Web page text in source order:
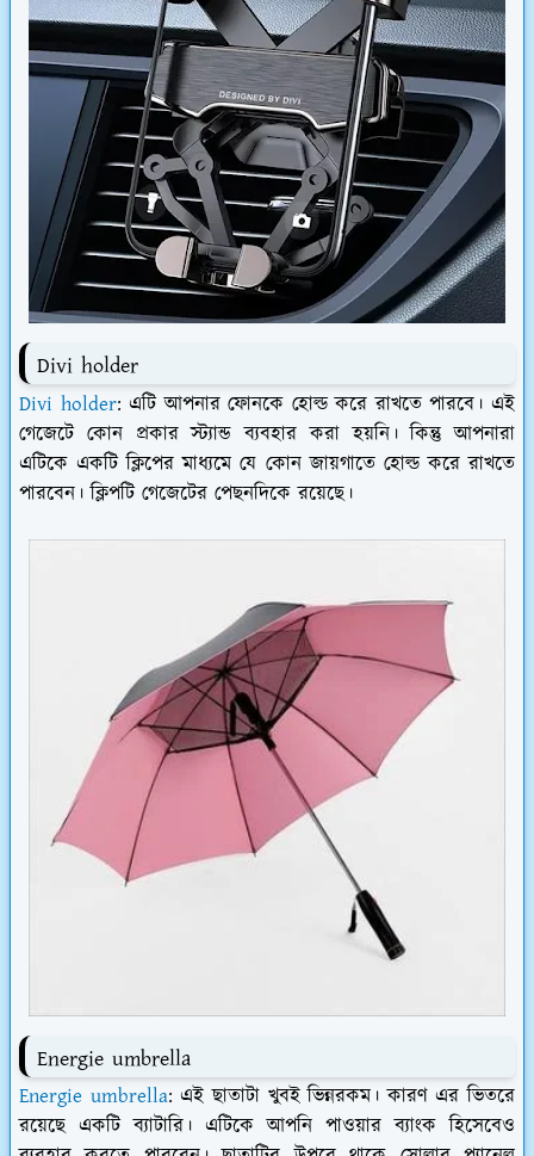
Divi holder
Divi holder: এটি আপনার ফোনকে হোল্ড করে রাখতে পারবে। এই
গেজেটে কোন প্রকার স্ট্যান্ড ব্যবহার করা হয়নি। কিন্তু আপনারা
এটিকে একটি ক্লিপের মাধ্যমে যে কোন জায়গাতে হোল্ড করে রাখতে
পারবেন। ক্লিপটি গেজেটের পেছনদিকে রয়েছে।
Energie umbrella
Energie umbrella: এই ছাতাটা খুবই ভিন্নরকম। কারণ এর ভিতরে
রয়েছে একটি ব্যাটারি। এটিকে আপনি পাওয়ার ব্যাংক হিসেবেও